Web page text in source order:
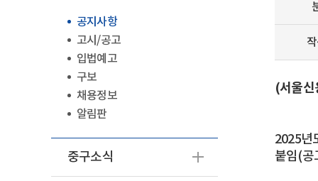
공지사항
고시/공고
입법예고
구보
채용정보
알림판
중구소식
(서울신
2025년
붙임(공